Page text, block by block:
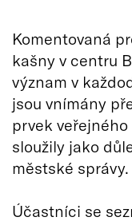
Komentovaná
kašny v centru
význam v
jsou vnímány
prvek
sloužily jako
městské správy.
Účastníci se